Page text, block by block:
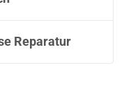
Reparatur